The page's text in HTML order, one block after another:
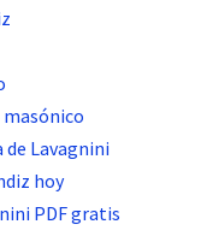
Lavagnini
hoy
PDF gratis